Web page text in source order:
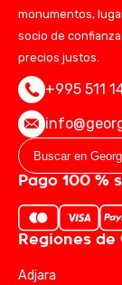
monumentos,
socio de
precios justos.
+995 511
Pago 100 %
Regiones de
Adjara